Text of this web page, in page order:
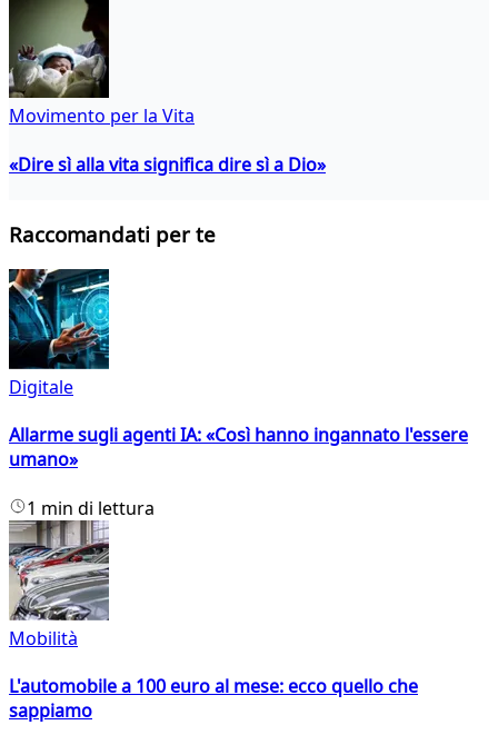
Movimento per la Vita
«Dire sì alla vita significa dire sì a Dio»
Raccomandati per te
Digitale
Allarme sugli agenti IA: «Così hanno ingannato l'essere
umano»
1 min di lettura
Mobilità
L'automobile a 100 euro al mese: ecco quello che
sappiamo